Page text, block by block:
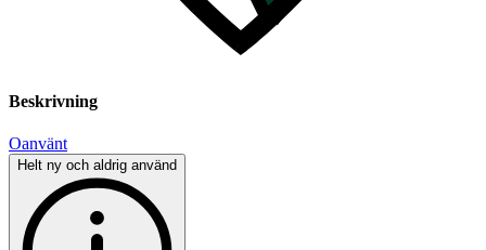
Beskrivning
Oanvänt
Helt ny och aldrig använd